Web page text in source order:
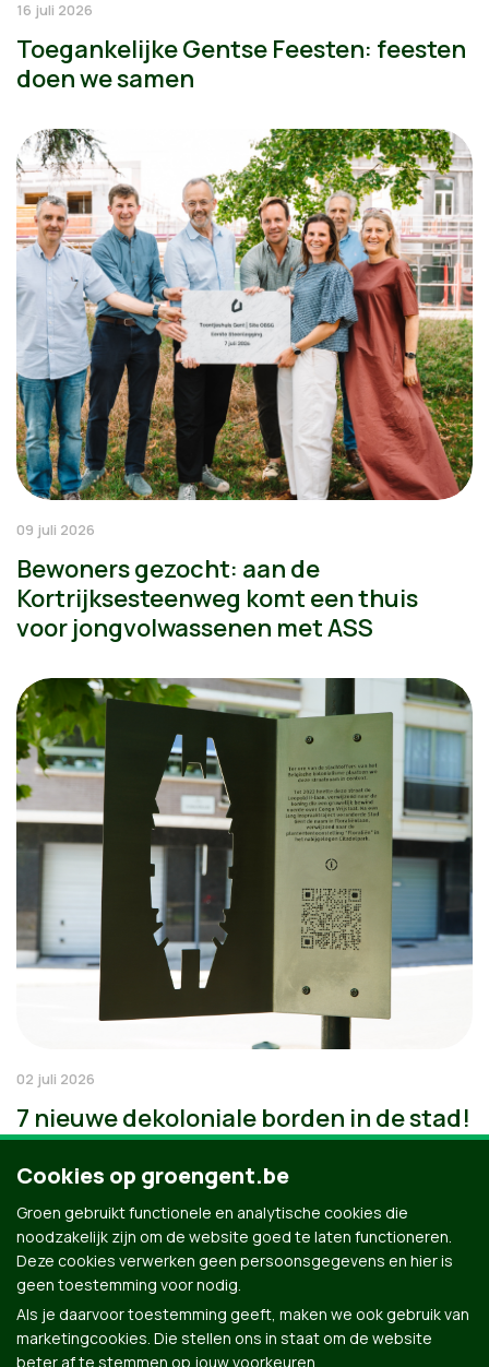
16 juli 2026
Toegankelijke Gentse Feesten: feesten
doen we samen
09 juli 2026
Bewoners gezocht: aan de
Kortrijksesteenweg komt een thuis
voor jongvolwassenen met ASS
02 juli 2026
7 nieuwe dekoloniale borden in de stad!
Cookies op groengent.be
Groen gebruikt functionele en analytische cookies die
noodzakelijk zijn om de website goed te laten functioneren.
Deze cookies verwerken geen persoonsgegevens en hier is
geen toestemming voor nodig.
Als je daarvoor toestemming geeft, maken we ook gebruik van
marketingcookies. Die stellen ons in staat om de website
beter af te stemmen op jouw voorkeuren.